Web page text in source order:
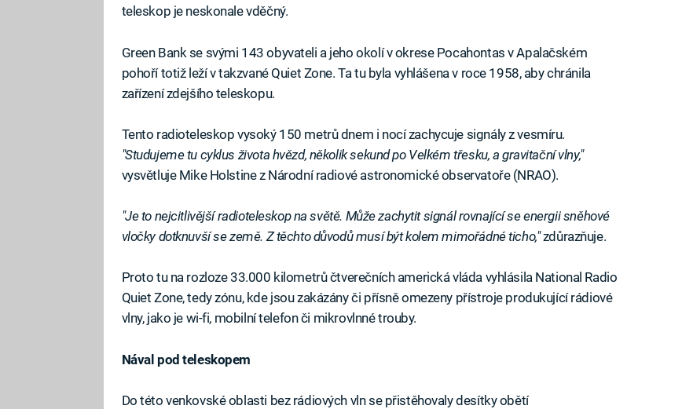
teleskop je neskonale vděčný.
Green Bank se svými 143 obyvateli a jeho okolí v okrese Pocahontas v Apalačském
pohoří totiž leží v takzvané Quiet Zone. Ta tu byla vyhlášena v roce 1958, aby chránila
zařízení zdejšího teleskopu.
Tento radioteleskop vysoký 150 metrů dnem i nocí zachycuje signály z vesmíru.
"Studujeme tu cyklus života hvězd, několik sekund po Velkém třesku, a gravitační vlny,"
vysvětluje Mike Holstine z Národní radiové astronomické observatoře (NRAO).
"Je to nejcitlivější radioteleskop na světě. Může zachytit signál rovnající se energii sněhové
vločky dotknuvší se země. Z těchto důvodů musí být kolem mimořádné ticho,"zdůrazňuje.
Proto tu na rozloze 33.000 kilometrů čtverečních americká vláda vyhlásila National Radio
Quiet Zone, tedy zónu, kde jsou zakázány či přísně omezeny přístroje produkující rádiové
vlny, jako je wi-fi, mobilní telefon či mikrovlnné trouby.
Nával pod teleskopem
Do této venkovské oblasti bez rádiových vln se přistěhovaly desítky obětí